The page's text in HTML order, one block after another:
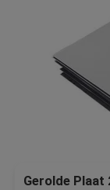
Gerolde Plaat